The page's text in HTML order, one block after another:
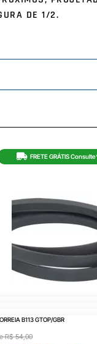
DE 1/2.
FRETE GRÁTIS
B113 GTOP/GBR
R$54,00